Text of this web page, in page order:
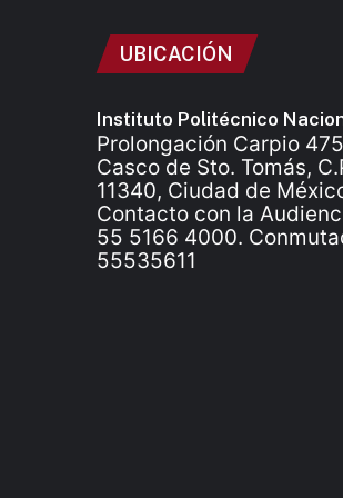
UBICACIÓN
Instituto Politécnico
Prolongación Carpio
Casco de Sto. Tomás,
11340, Ciudad de
Contacto con la
55 5166 4000.
55535611